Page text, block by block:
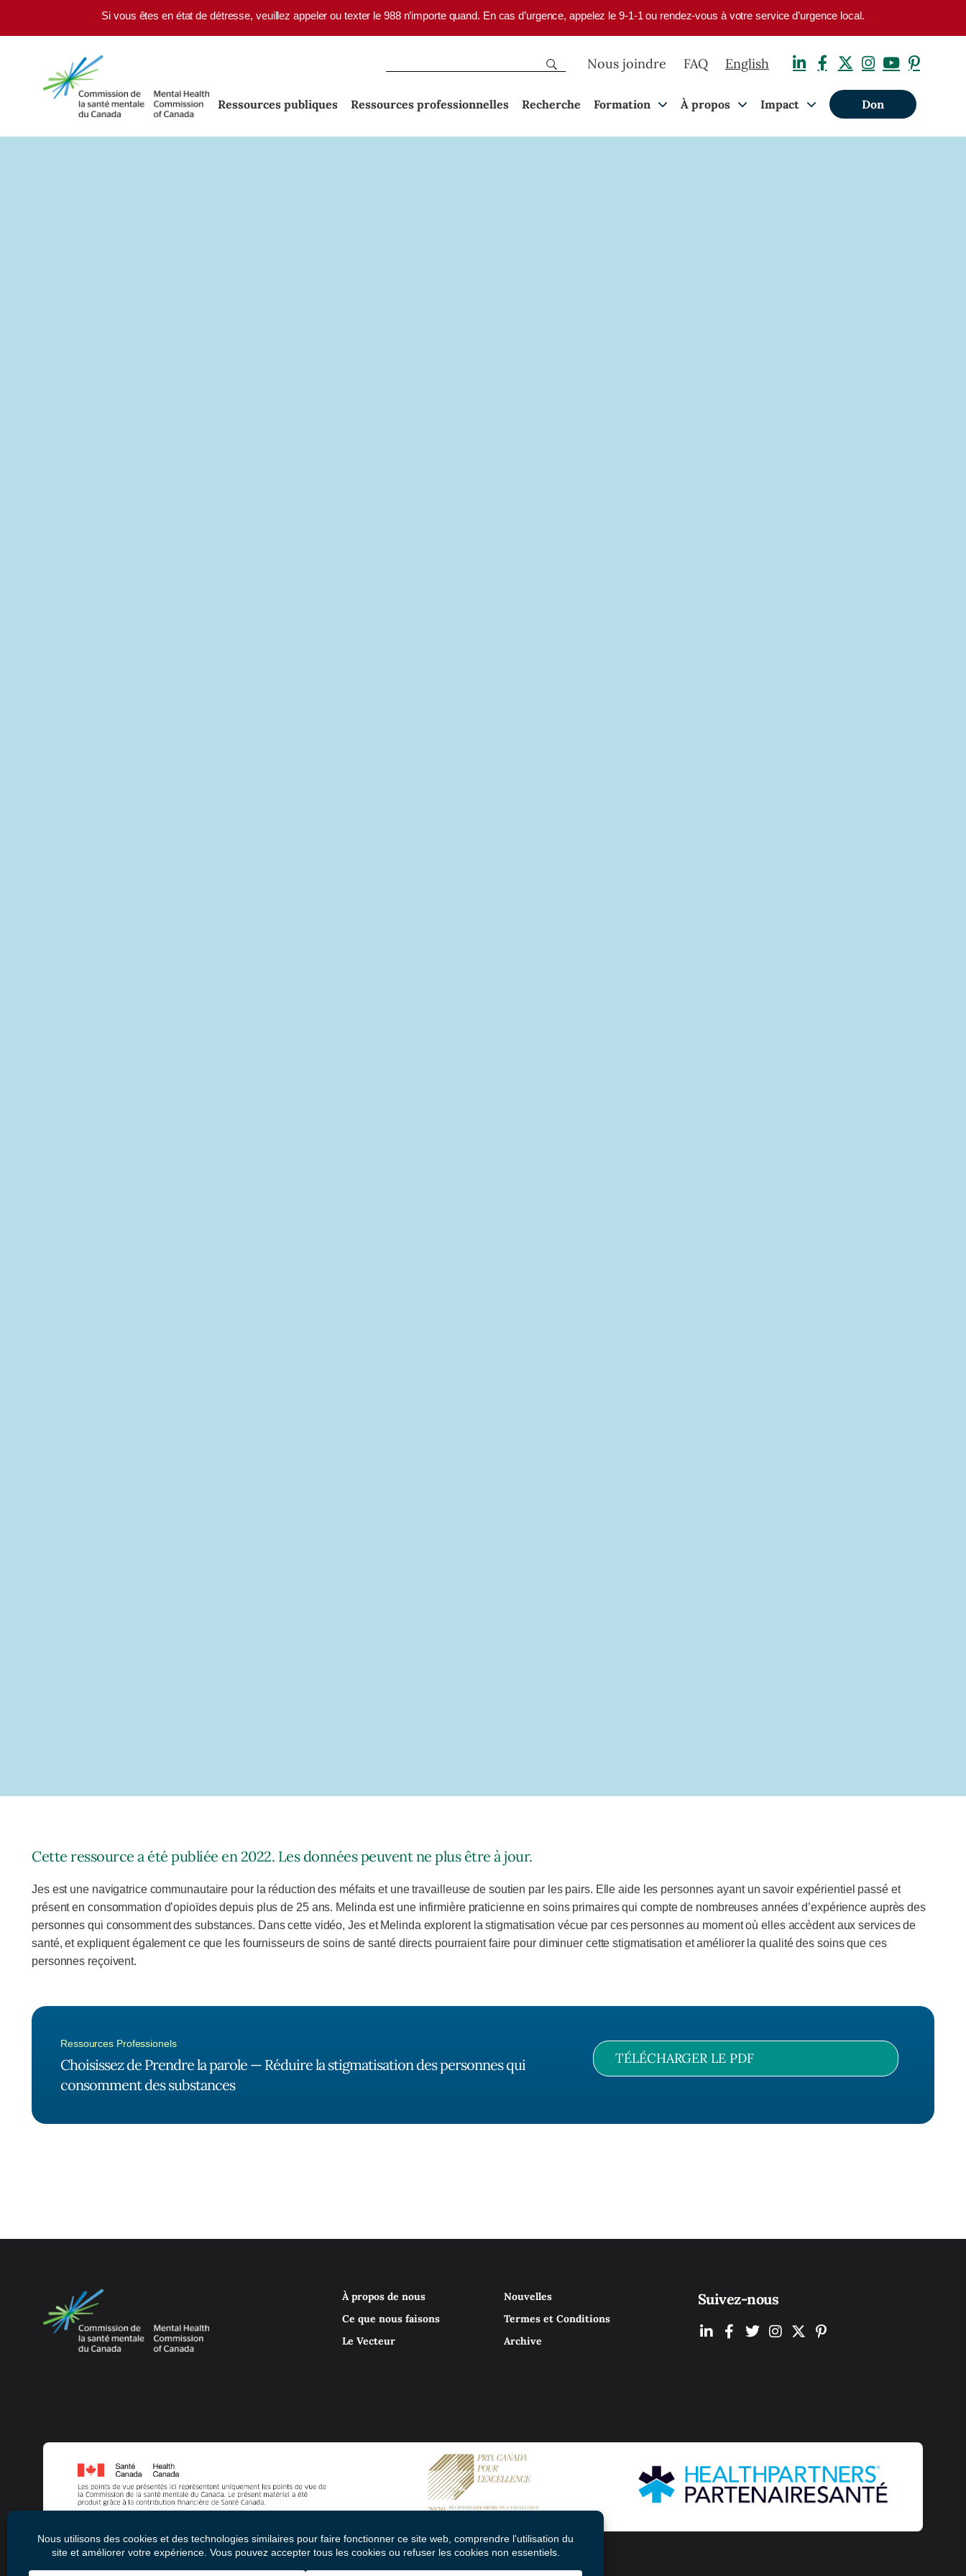
Skip to main contentSi vous êtes en état de détresse, veuillez appeler ou texter le 988 n’importe quand. En cas d’urgence, appelez le 9-1-1 ou rendez-vous à votre service d’urgence local.
Nous joindre FAQ English
Ressources publiques Ressources professionnelles Recherche Formation À propos Impact Don
Cette ressource a été publiée en 2022. Les données peuvent ne plus être à jour.
Jes est une navigatrice communautaire pour la réduction des méfaits et une travailleuse de soutien par les pairs. Elle aide les personnes ayant un savoir expérientiel passé et
présent en consommation d’opioïdes depuis plus de 25 ans. Melinda est une infirmière praticienne en soins primaires qui compte de nombreuses années d’expérience auprès des
personnes qui consomment des substances. Dans cette vidéo, Jes et Melinda explorent la stigmatisation vécue par ces personnes au moment où elles accèdent aux services de
santé, et expliquent également ce que les fournisseurs de soins de santé directs pourraient faire pour diminuer cette stigmatisation et améliorer la qualité des soins que ces
personnes reçoivent.
Ressources Professionels
Choisissez de Prendre la parole — Réduire la stigmatisation des personnes qui
consomment des substances
TÉLÉCHARGER LE PDF
À propos de nous
Ce que nous faisons
Le Vecteur
Nouvelles
Termes et Conditions
Archive
Suivez-nous
© 2026 Mental Health Commission of Canada